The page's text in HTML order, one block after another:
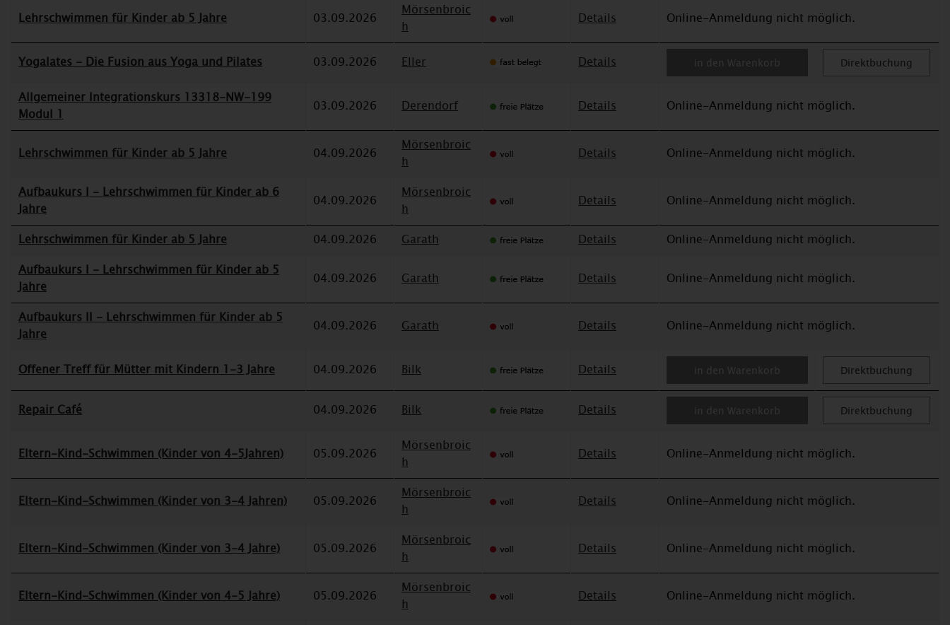
Lehrschwimmen für Kinder ab 5 Jahre 03.09.2026
Mörsenbroic
h
Details Online-Anmeldung nicht möglich.
Yogalates - Die Fusion aus Yoga und Pilates 03.09.2026 Eller Details in den Warenkorb Direktbuchung
Allgemeiner Integrationskurs 13318-NW-199
Modul 1
03.09.2026 Derendorf Details Online-Anmeldung nicht möglich.
Lehrschwimmen für Kinder ab 5 Jahre 04.09.2026
Mörsenbroic
h
Details Online-Anmeldung nicht möglich.
Aufbaukurs I - Lehrschwimmen für Kinder ab 6
Jahre
04.09.2026
Mörsenbroic
h
Details Online-Anmeldung nicht möglich.
Lehrschwimmen für Kinder ab 5 Jahre 04.09.2026 Garath Details
Online-Anmeldung nicht möglich.
Aufbaukurs I - Lehrschwimmen für Kinder ab 5
Jahre
04.09.2026 Garath Details Online-Anmeldung nicht möglich.
Aufbaukurs II - Lehrschwimmen für Kinder ab 5
Jahre
04.09.2026 Garath Details Online-Anmeldung nicht möglich.
Offener Treff für Mütter mit Kindern 1-3 Jahre 04.09.2026 Bilk Details in den Warenkorb Direktbuchung
Repair Café 04.09.2026 Bilk Details in den Warenkorb Direktbuchung
Eltern-Kind-Schwimmen (Kinder von 4-5Jahren) 05.09.2026
Mörsenbroic
h
Details Online-Anmeldung nicht möglich.
Eltern-Kind-Schwimmen (Kinder von 3-4 Jahren) 05.09.2026
Mörsenbroic
h
Details Online-Anmeldung nicht möglich.
Eltern-Kind-Schwimmen (Kinder von 3-4 Jahre) 05.09.2026
Mörsenbroic
h
Details Online-Anmeldung nicht möglich.
Eltern-Kind-Schwimmen (Kinder von 4-5 Jahre) 05.09.2026
Mörsenbroic
h
Details Online-Anmeldung nicht möglich.